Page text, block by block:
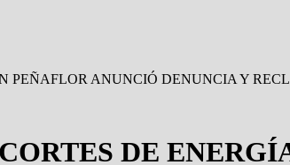
PEÑAFLOR ANUNCIÓ DENUNCIA Y
DE